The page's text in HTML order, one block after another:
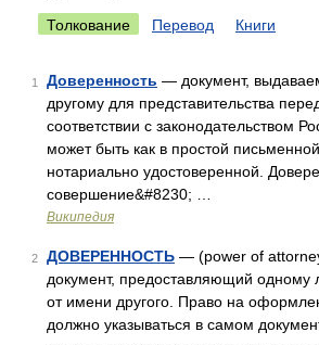
Толкование Перевод Книги
1 Доверенность — документ,
другому для представительства
соответствии с законодательством
может быть как в простой
нотариально удостоверенной.
совершение&#8230; …
Википедия
2 ДОВЕРЕННОСТЬ — (power of
документ, предоставляющий одному
от имени другого. Право на
должно указываться в самом